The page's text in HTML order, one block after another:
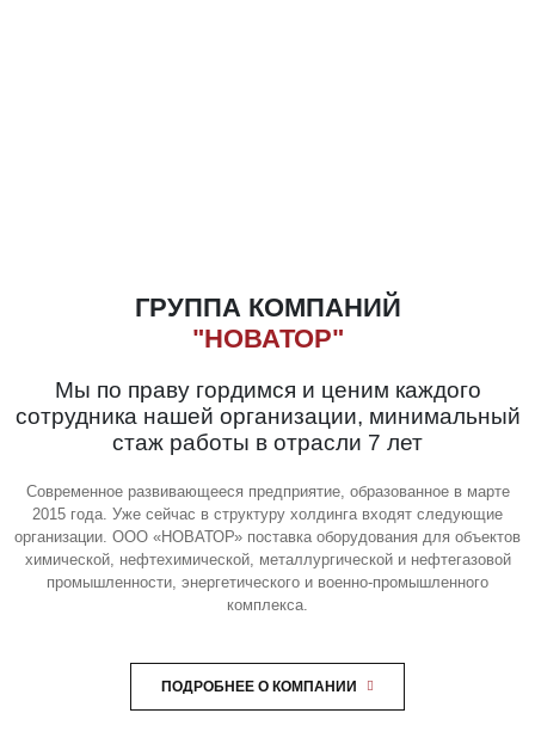
ГРУППА КОМПАНИЙ
"НОВАТОР"
Мы по праву гордимся и ценим каждого
сотрудника нашей организации, минимальный
стаж работы в отрасли 7 лет
Современное развивающееся предприятие, образованное в марте
2015 года. Уже сейчас в структуру холдинга входят следующие
организации. ООО «НОВАТОР» поставка оборудования для объектов
химической, нефтехимической, металлургической и нефтегазовой
промышленности, энергетического и военно-промышленного
комплекса.
ПОДРОБНЕЕ О КОМПАНИИ